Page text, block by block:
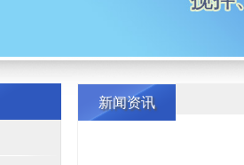
新闻资讯